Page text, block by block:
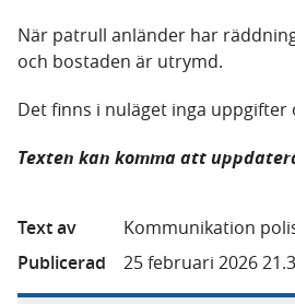
När patrull anländer har
och bostaden är utrymd.
Det finns i nuläget inga uppgifter
Texten kan komma att
Text av
Kommunikation
Publicerad
25 februari 2026